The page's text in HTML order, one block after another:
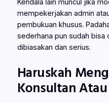
Kendala lain muncul jika
mempekerjakan admin
pembukuan khusus.
sederhana pun sudah bisa
dibiasakan dan serius.
Haruskah
Konsultan